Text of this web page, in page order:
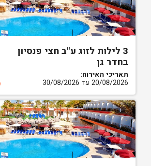
3 לילות לזוג ע"ב חצי פנסיון
בחדר גן
תאריכי האירוח:
20/08/2026 עד 30/08/2026